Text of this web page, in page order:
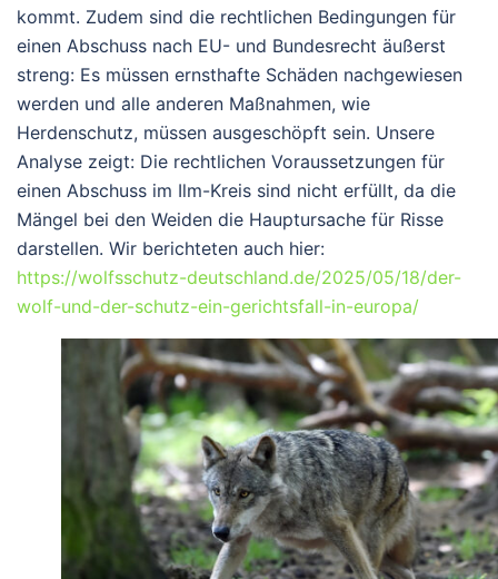
kommt. Zudem sind die rechtlichen Bedingungen für
einen Abschuss nach EU- und Bundesrecht äußerst
streng: Es müssen ernsthafte Schäden nachgewiesen
werden und alle anderen Maßnahmen, wie
Herdenschutz, müssen ausgeschöpft sein. Unsere
Analyse zeigt: Die rechtlichen Voraussetzungen für
einen Abschuss im Ilm-Kreis sind nicht erfüllt, da die
Mängel bei den Weiden die Hauptursache für Risse
darstellen. Wir berichteten auch hier:
https://wolfsschutz-deutschland.de/2025/05/18/der-
wolf-und-der-schutz-ein-gerichtsfall-in-europa/